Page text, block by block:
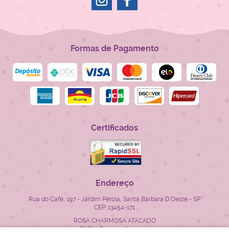
Formas de Pagamento
Certificados
Endereço
Rua do Café, 197 - Jardim Pérola, Santa Bárbara D'Oeste - SP
CEP: 13454-171
ROSA CHARMOSA ATACADO
CNPJ: 28.522.715/0001-23